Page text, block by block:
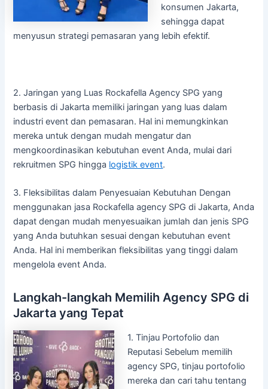
konsumen Jakarta,
sehingga dapat
menyusun strategi pemasaran yang lebih efektif.
2. Jaringan yang Luas Rockafella Agency SPG yang
berbasis di Jakarta memiliki jaringan yang luas dalam
industri event dan pemasaran. Hal ini memungkinkan
mereka untuk dengan mudah mengatur dan
mengkoordinasikan kebutuhan event Anda, mulai dari
rekruitmen SPG hingga logistik event.
3. Fleksibilitas dalam Penyesuaian Kebutuhan Dengan
menggunakan jasa Rockafella agency SPG di Jakarta, Anda
dapat dengan mudah menyesuaikan jumlah dan jenis SPG
yang Anda butuhkan sesuai dengan kebutuhan event
Anda. Hal ini memberikan fleksibilitas yang tinggi dalam
mengelola event Anda.
Langkah-langkah Memilih Agency SPG di
Jakarta yang Tepat
1.Tinjau Portofolio dan
Reputasi Sebelum memilih
agency SPG, tinjau portofolio
mereka dan cari tahu tentang